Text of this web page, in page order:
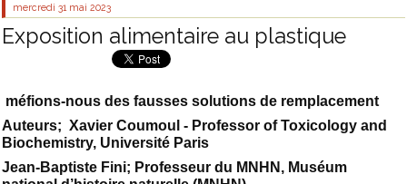
mercredi 31 mai 2023
Exposition alimentaire au plastique
méfions-nous des fausses solutions de remplacement
Auteurs; Xavier Coumoul - Professor of Toxicology and
Biochemistry, Université Paris
Jean-Baptiste Fini; Professeur du MNHN, Muséum